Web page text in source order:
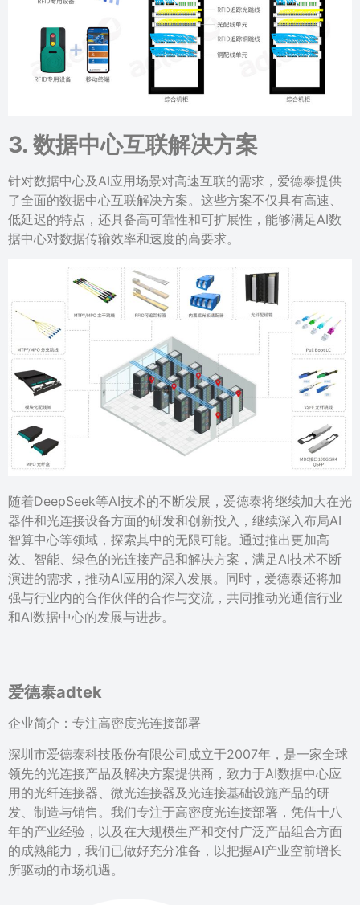
3. 数据中心互联解决方案
针对数据中心及AI应用场景对高速互联的需求，爱德泰提供
了全面的数据中心互联解决方案。这些方案不仅具有高速、
低延迟的特点，还具备高可靠性和可扩展性，能够满足AI数
据中心对数据传输效率和速度的高要求。
随着DeepSeek等AI技术的不断发展，爱德泰将继续加大在光
器件和光连接设备方面的研发和创新投入，继续深入布局AI
智算中心等领域，探索其中的无限可能。通过推出更加高
效、智能、绿色的光连接产品和解决方案，满足AI技术不断
演进的需求，推动AI应用的深入发展。同时，爱德泰还将加
强与行业内的合作伙伴的合作与交流，共同推动光通信行业
和AI数据中心的发展与进步。
爱德泰adtek
企业简介：专注高密度光连接部署
深圳市爱德泰科技股份有限公司成立于2007年，是一家全球
领先的光连接产品及解决方案提供商，致力于AI数据中心应
用的光纤连接器、微光连接器及光连接基础设施产品的研
发、制造与销售。我们专注于高密度光连接部署，凭借十八
年的产业经验，以及在大规模生产和交付广泛产品组合方面
的成熟能力，我们已做好充分准备，以把握AI产业空前增长
所驱动的市场机遇。